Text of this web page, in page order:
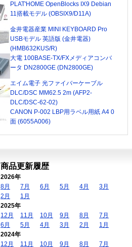
PLAT'HOME OpenBlocks IX9 Debian
11搭載モデル (OBSIX9/D11A)
金井電器産業 MINI KEYBOARD Pro
USBモデル 英語版 (金井電器)
(HMB632KUS/R)
大電 100BASE-TX/FXメディアコンバ
ータ DN2800GE (DN2800GE)
エイム電子 光ファイバーケーブル
DLC/DSC MM62.5 2m (AFP2-
DLC/DSC-62-02)
CANON P-002 LBP用ラベル用紙 A4 0
面 (6055A006)
商品更新履歴
2026年
8月
7月 6月 5月 4月
3月
2月
1月
2025年
12月
11月 10月 9月 8月
7月
6月
5月 4月 3月 2月
1月
2024年
12月
11月 10月 9月 8月
7月